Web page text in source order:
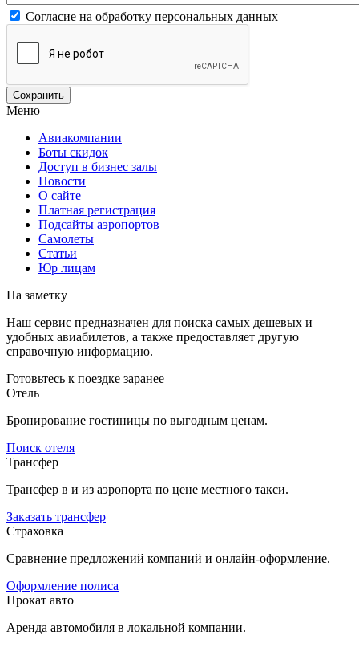
Согласие на обработку персональных данных
Меню
Авиакомпании
Боты скидок
Доступ в бизнес залы
Новости
О сайте
Платная регистрация
Подсайты аэропортов
Самолеты
Статьи
Юр лицам
На заметку
Наш сервис предназначен для поиска самых дешевых и
удобных авиабилетов, а также предоставляет другую
справочную информацию.
Готовьтесь к поездке заранее
Отель
Бронирование гостиницы по выгодным ценам.
Поиск отеля
Трансфер
Трансфер в и из аэропорта по цене местного такси.
Заказать трансфер
Страховка
Сравнение предложений компаний и онлайн-оформление.
Оформление полиса
Прокат авто
Аренда автомобиля в локальной компании.